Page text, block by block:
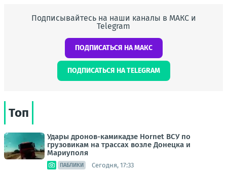
Подписывайтесь на наши каналы в МАКС и
Telegram
ПОДПИСАТЬСЯ НА МАКС
ПОДПИСАТЬСЯ НА TELEGRAM
Топ
Удары дронов-камикадзе Hornet ВСУ по
грузовикам на трассах возле Донецка и
Мариуполя
ПАБЛИКИ Сегодня, 17:33